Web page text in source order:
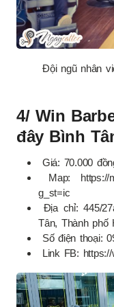
Đội ngũ nhân
4/ Win
đây Bình
Giá: 70.000
Map: https://
g_st=ic
Địa chỉ: 445/
Tân, Thành phố
Số điện thoại:
Link FB: